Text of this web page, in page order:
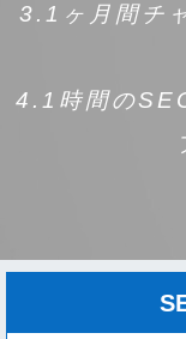
3.1ヶ月間チ
4.1時間の